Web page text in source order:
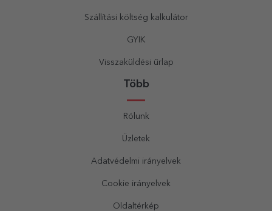
Szállítási költség kalkulátor
GYIK
Visszaküldési űrlap
Több
Rólunk
Üzletek
Adatvédelmi irányelvek
Cookie irányelvek
Oldaltérkép